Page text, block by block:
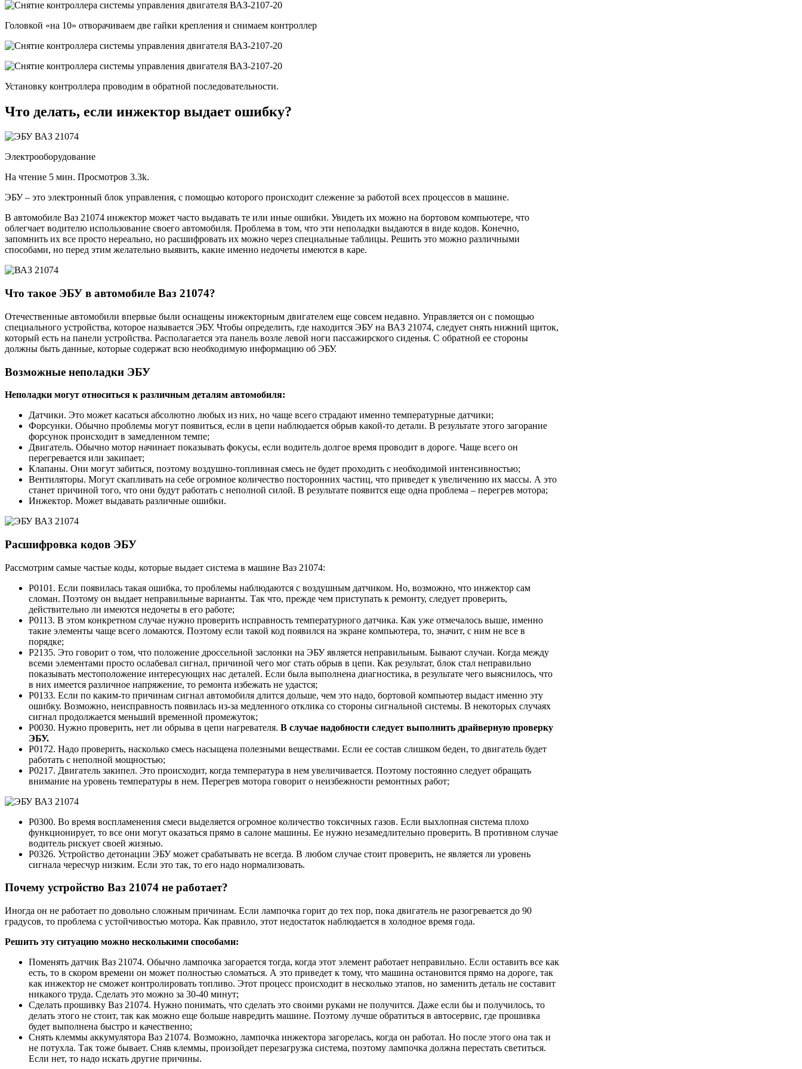
Головкой «на 10» отворачиваем две гайки крепления и снимаем контроллер
Установку контроллера проводим в обратной последовательности.
Что делать, если инжектор выдает ошибку?
Электрооборудование
На чтение 5 мин. Просмотров 3.3k.
ЭБУ – это электронный блок управления, с помощью которого происходит слежение за работой всех процессов в машине.
В автомобиле Ваз 21074 инжектор может часто выдавать те или иные ошибки. Увидеть их можно на бортовом компьютере, что
облегчает водителю использование своего автомобиля. Проблема в том, что эти неполадки выдаются в виде кодов. Конечно,
запомнить их все просто нереально, но расшифровать их можно через специальные таблицы. Решить это можно различными
способами, но перед этим желательно выявить, какие именно недочеты имеются в каре.
Что такое ЭБУ в автомобиле Ваз 21074?
Отечественные автомобили впервые были оснащены инжекторным двигателем еще совсем недавно. Управляется он с помощью
специального устройства, которое называется ЭБУ. Чтобы определить, где находится ЭБУ на ВАЗ 21074, следует снять нижний щиток,
который есть на панели устройства. Располагается эта панель возле левой ноги пассажирского сиденья. С обратной ее стороны
должны быть данные, которые содержат всю необходимую информацию об ЭБУ.
Возможные неполадки ЭБУ
Неполадки могут относиться к различным деталям автомобиля:
Датчики. Это может касаться абсолютно любых из них, но чаще всего страдают именно температурные датчики;
Форсунки. Обычно проблемы могут появиться, если в цепи наблюдается обрыв какой-то детали. В результате этого загорание
форсунок происходит в замедленном темпе;
Двигатель. Обычно мотор начинает показывать фокусы, если водитель долгое время проводит в дороге. Чаще всего он
перегревается или закипает;
Клапаны. Они могут забиться, поэтому воздушно-топливная смесь не будет проходить с необходимой интенсивностью;
Вентиляторы. Могут скапливать на себе огромное количество посторонних частиц, что приведет к увеличению их массы. А это
станет причиной того, что они будут работать с неполной силой. В результате появится еще одна проблема – перегрев мотора;
Инжектор. Может выдавать различные ошибки.
Расшифровка кодов ЭБУ
Рассмотрим самые частые коды, которые выдает система в машине Ваз 21074:
P0101. Если появилась такая ошибка, то проблемы наблюдаются с воздушным датчиком. Но, возможно, что инжектор сам
сломан. Поэтому он выдает неправильные варианты. Так что, прежде чем приступать к ремонту, следует проверить,
действительно ли имеются недочеты в его работе;
P0113. В этом конкретном случае нужно проверить исправность температурного датчика. Как уже отмечалось выше, именно
такие элементы чаще всего ломаются. Поэтому если такой код появился на экране компьютера, то, значит, с ним не все в
порядке;
P2135. Это говорит о том, что положение дроссельной заслонки на ЭБУ является неправильным. Бывают случаи. Когда между
всеми элементами просто ослабевал сигнал, причиной чего мог стать обрыв в цепи. Как результат, блок стал неправильно
показывать местоположение интересующих нас деталей. Если была выполнена диагностика, в результате чего выяснилось, что
в них имеется различное напряжение, то ремонта избежать не удастся;
P0133. Если по каким-то причинам сигнал автомобиля длится дольше, чем это надо, бортовой компьютер выдаст именно эту
ошибку. Возможно, неисправность появилась из-за медленного отклика со стороны сигнальной системы. В некоторых случаях
сигнал продолжается меньший временной промежуток;
P0030. Нужно проверить, нет ли обрыва в цепи нагревателя. В случае надобности следует выполнить драйверную проверку
ЭБУ.
P0172. Надо проверить, насколько смесь насыщена полезными веществами. Если ее состав слишком беден, то двигатель будет
работать с неполной мощностью;
P0217. Двигатель закипел. Это происходит, когда температура в нем увеличивается. Поэтому постоянно следует обращать
внимание на уровень температуры в нем. Перегрев мотора говорит о неизбежности ремонтных работ;
P0300. Во время воспламенения смеси выделяется огромное количество токсичных газов. Если выхлопная система плохо
функционирует, то все они могут оказаться прямо в салоне машины. Ее нужно незамедлительно проверить. В противном случае
водитель рискует своей жизнью.
P0326. Устройство детонации ЭБУ может срабатывать не всегда. В любом случае стоит проверить, не является ли уровень
сигнала чересчур низким. Если это так, то его надо нормализовать.
Почему устройство Ваз 21074 не работает?
Иногда он не работает по довольно сложным причинам. Если лампочка горит до тех пор, пока двигатель не разогревается до 90
градусов, то проблема с устойчивостью мотора. Как правило, этот недостаток наблюдается в холодное время года.
Решить эту ситуацию можно несколькими способами:
Поменять датчик Ваз 21074. Обычно лампочка загорается тогда, когда этот элемент работает неправильно. Если оставить все как
есть, то в скором времени он может полностью сломаться. А это приведет к тому, что машина остановится прямо на дороге, так
как инжектор не сможет контролировать топливо. Этот процесс происходит в несколько этапов, но заменить деталь не составит
никакого труда. Сделать это можно за 30-40 минут;
Сделать прошивку Ваз 21074. Нужно понимать, что сделать это своими руками не получится. Даже если бы и получилось, то
делать этого не стоит, так как можно еще больше навредить машине. Поэтому лучше обратиться в автосервис, где прошивка
будет выполнена быстро и качественно;
Снять клеммы аккумулятора Ваз 21074. Возможно, лампочка инжектора загорелась, когда он работал. Но после этого она так и
не потухла. Так тоже бывает. Сняв клеммы, произойдет перезагрузка система, поэтому лампочка должна перестать светиться.
Если нет, то надо искать другие причины.